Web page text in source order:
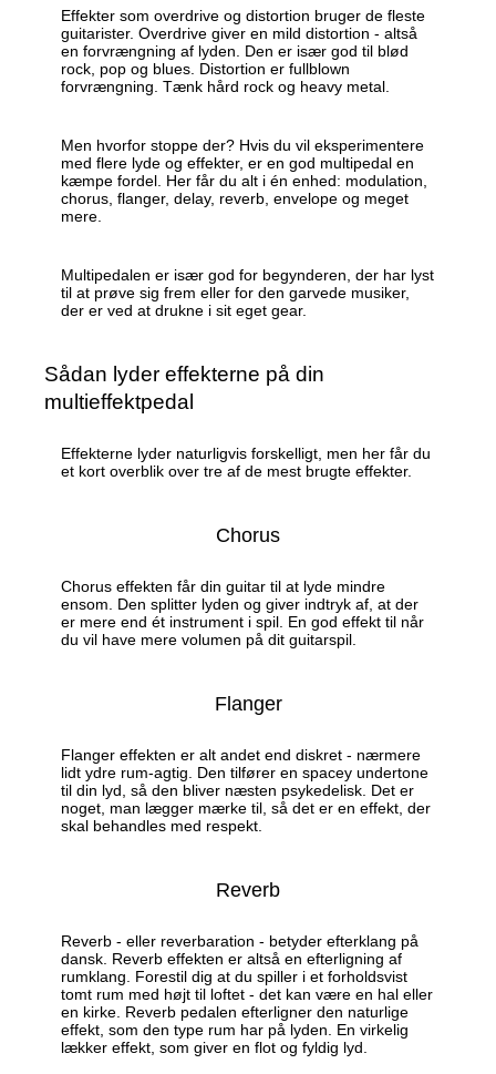
Effekter som overdrive og distortion bruger de fleste
guitarister. Overdrive giver en mild distortion - altså
en forvrængning af lyden. Den er især god til blød
rock, pop og blues. Distortion er fullblown
forvrængning. Tænk hård rock og heavy metal.
Men hvorfor stoppe der? Hvis du vil eksperimentere
med flere lyde og effekter, er en god multipedal en
kæmpe fordel. Her får du alt i én enhed: modulation,
chorus, flanger, delay, reverb, envelope og meget
mere.
Multipedalen er især god for begynderen, der har lyst
til at prøve sig frem eller for den garvede musiker,
der er ved at drukne i sit eget gear.
Sådan lyder effekterne på din
multieffektpedal
Effekterne lyder naturligvis forskelligt, men her får du
et kort overblik over tre af de mest brugte effekter.
Chorus
Chorus effekten får din guitar til at lyde mindre
ensom. Den splitter lyden og giver indtryk af, at der
er mere end ét instrument i spil. En god effekt til når
du vil have mere volumen på dit guitarspil.
Flanger
Flanger effekten er alt andet end diskret - nærmere
lidt ydre rum-agtig. Den tilfører en spacey undertone
til din lyd, så den bliver næsten psykedelisk. Det er
noget, man lægger mærke til, så det er en effekt, der
skal behandles med respekt.
Reverb
Reverb - eller reverbaration - betyder efterklang på
dansk. Reverb effekten er altså en efterligning af
rumklang. Forestil dig at du spiller i et forholdsvist
tomt rum med højt til loftet - det kan være en hal eller
en kirke. Reverb pedalen efterligner den naturlige
effekt, som den type rum har på lyden. En virkelig
lækker effekt, som giver en flot og fyldig lyd.